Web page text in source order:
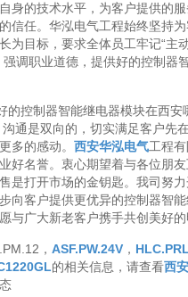
身的技术水平，为客户提供的
信任。华泓电气工程始终坚持
为目标，要求全体员工牢记“主
强调职业道德，提供好的控制器
的控制器智能继电器模块在西安
通是双向的，切实满足客户先
多的感动。 西安华泓电气工程
好名誉。衷心期望着与各位朋友
是打开市场的金钥匙。我司努力
向客户提供更优异的控制器智
与广大新老客户携手共创美好的
， ASF.PW.24V ，
的相关信息，请查看西